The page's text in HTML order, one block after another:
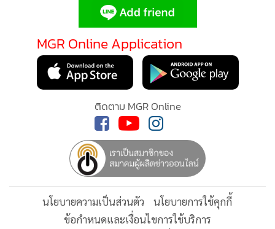
หน้าผลักดันความตกลงการค้าเสรีไทย-สหภาพยุโรป (FTA) และ
การเข้าเป็นสมาชิก OECD เพื่อยกระดับมาตรฐานเศรษฐกิจไทย
เปิดโอกาสทางการค้าใหม่ๆ และสร้างความเชื่อมั่นให้กับนัก
ลงทุนทั่วโลก
ทะลุ 1,600 จุด อีกครั้งในรอบสามปีสองเดือน แสดงถึงความเชื่อ
มั่นของนักลงทุน พร้อมระบุว่า การพูดคุยที่กรุงเทพฯ วันนี้ แสดง
ให้เห็นว่าความร่วมมือที่เริ่มจากปารีสกำลังถูกต่อยอดเป็นแนวคิด
โอกาส และหุ้นส่วนที่เป็นรูปธรรม โดยไทยพร้อมทำงานใกล้ชิด
กับภาคเอกชนฝรั่งเศสเพื่อเปลี่ยนความสนใจให้เป็นผลลัพธ์จริง
ในระยะต่อไป
MGR Online Application
ติดตาม MGR Online
นโยบายความเป็นส่วนตัว
นโยบายการใช้คุกกี้
ข้อกำหนดและเงื่อนไขการใช้บริการ